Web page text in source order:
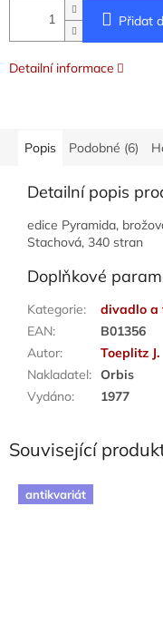
Přidat
Detailní informace
Popis Podobné (6)
Detailní popis
edice Pyramida,
Stachová, 340 stran
Doplňkové
Kategorie:
divadlo a
EAN:
B01356
Autor:
Toeplitz J.
Nakladatel: Orbis
Vydáno: 1977
Související
antikvariát